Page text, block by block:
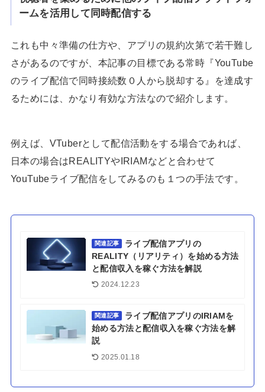
ームを活用して同時配信する
これも中々準備の仕方や、アプリの規約次第で若干難し
さがあるのですが、本記事の目標である常時『YouTube
のライブ配信で同時接続数０人から脱却する』を達成す
るためには、かなり有効な方法なので紹介します。
例えば、VTuberとして配信活動をする場合であれば、
日本の場合はREALITYやIRIAMなどと合わせて
YouTubeライブ配信をしてみるのも１つの手法です。
関連記事
ライブ配信アプリの
REALITY（リアリティ）を始める方法
と配信収入を稼ぐ方法を解説
2024.12.23
関連記事
ライブ配信アプリのIRIAMを
始める方法と配信収入を稼ぐ方法を解
説
2025.01.18